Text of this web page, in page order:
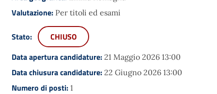
Valutazione: Per titoli ed esami
Stato:
CHIUSO
Data apertura candidature: 21 Maggio 2026 13:00
Data chiusura candidature: 22 Giugno 2026 13:00
Numero di posti: 1